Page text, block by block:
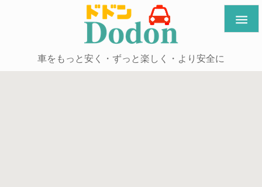
車をもっと安く・ずっと楽しく・より安全に
